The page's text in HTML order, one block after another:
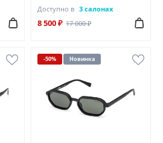
Доступно в 3 салонах
8 500 ₽ 17 000 ₽
-50% Новинка